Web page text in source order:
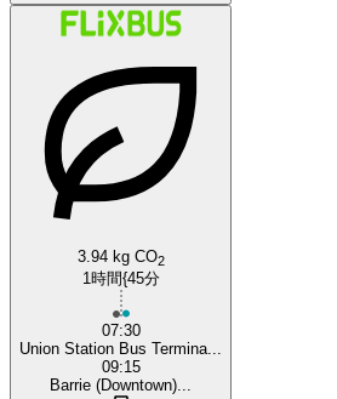
3.94 kg CO2
1時間{45分
07:30
Union Station Bus Termina...
09:15
Barrie (Downtown)...